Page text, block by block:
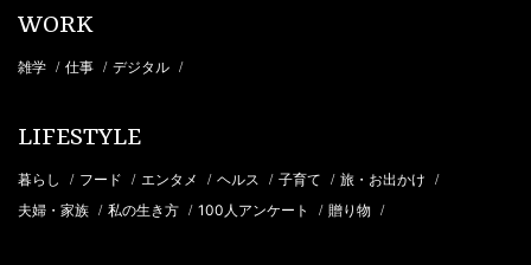
WORK
雑学 / 仕事 / デジタル /
LIFESTYLE
暮らし / フード / エンタメ / ヘルス / 子育て / 旅・お出かけ /
夫婦・家族 / 私の生き方 / 100人アンケート / 贈り物 /